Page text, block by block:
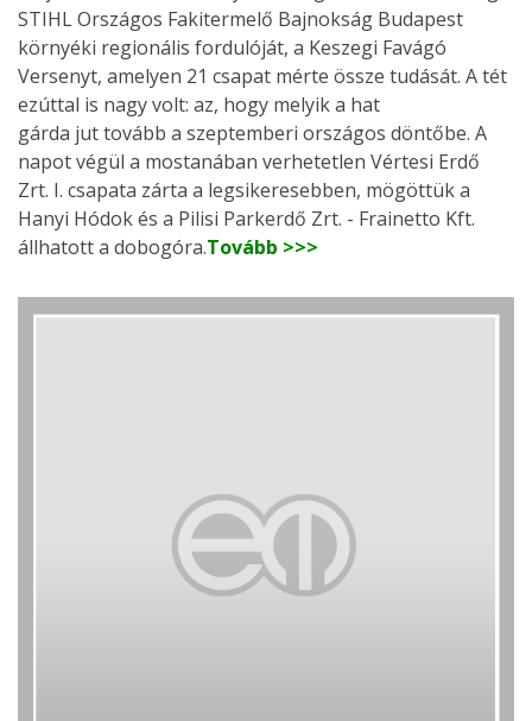
STIHL Országos Fakitermelő Bajnokság Budapest
környéki regionális fordulóját, a Keszegi Favágó
Versenyt, amelyen 21 csapat mérte össze tudását. A tét
ezúttal is nagy volt: az, hogy melyik a hat
gárda jut tovább a szeptemberi országos döntőbe. A
napot végül a mostanában verhetetlen Vértesi Erdő
Zrt. I. csapata zárta a legsikeresebben, mögöttük a
Hanyi Hódok és a Pilisi Parkerdő Zrt. - Frainetto Kft.
állhatott a dobogóra.Tovább >>>